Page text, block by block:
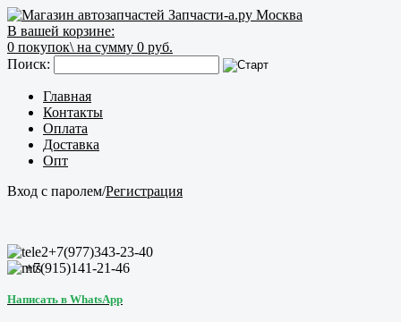
В вашей корзине:
0 покупок\ на сумму 0 руб.
Поиск:
Главная
Контакты
Оплата
Доставка
Опт
Вход с паролем/Регистрация
+7(977)343-23-40
+7(915)141-21-46
Написать в WhatsApp